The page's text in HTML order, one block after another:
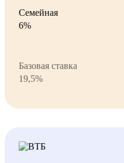
Семейная
6%
Базовая ставка
19,5%